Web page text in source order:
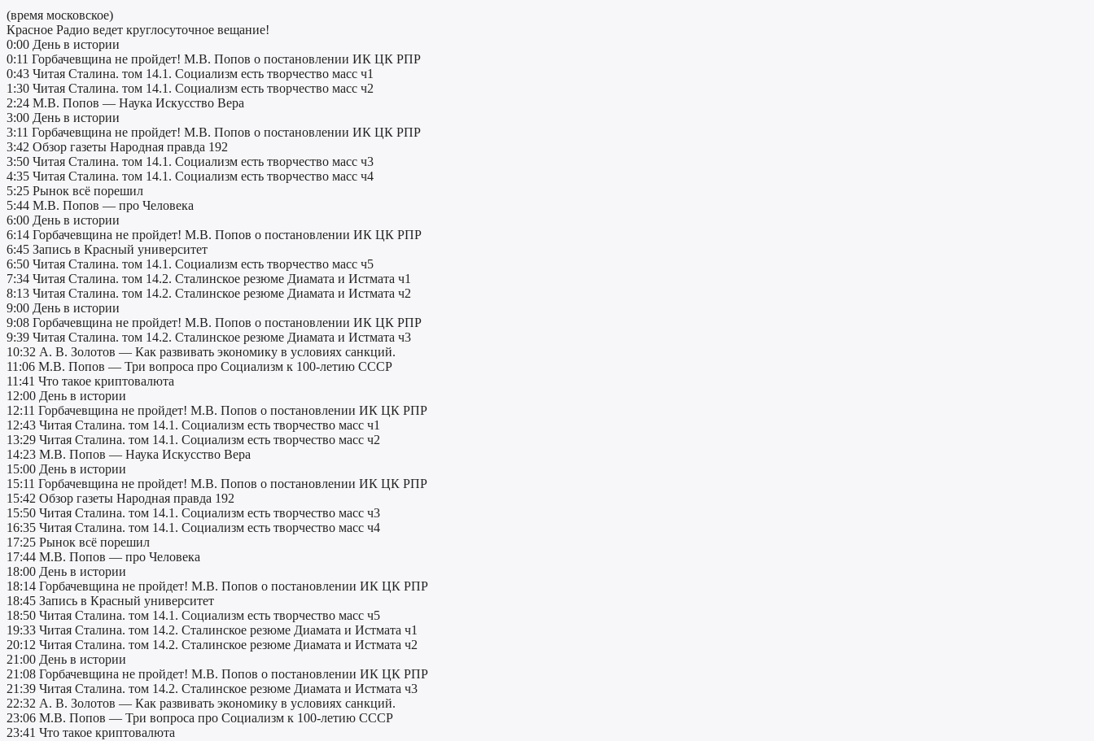
(время московское)
Красное Радио ведет круглосуточное вещание!
0:00 День в истории
0:11 Горбачевщина не пройдет! М.В. Попов о постановлении ИК ЦК РПР
0:43 Читая Сталина. том 14.1. Социализм есть творчество масс ч1
1:30 Читая Сталина. том 14.1. Социализм есть творчество масс ч2
2:24 М.В. Попов — Наука Искусство Вера
3:00 День в истории
3:11 Горбачевщина не пройдет! М.В. Попов о постановлении ИК ЦК РПР
3:42 Обзор газеты Народная правда 192
3:50 Читая Сталина. том 14.1. Социализм есть творчество масс ч3
4:35 Читая Сталина. том 14.1. Социализм есть творчество масс ч4
5:25 Рынок всё порешил
5:44 М.В. Попов — про Человека
6:00 День в истории
6:14 Горбачевщина не пройдет! М.В. Попов о постановлении ИК ЦК РПР
6:45 Запись в Красный университет
6:50 Читая Сталина. том 14.1. Социализм есть творчество масс ч5
7:34 Читая Сталина. том 14.2. Сталинское резюме Диамата и Истмата ч1
8:13 Читая Сталина. том 14.2. Сталинское резюме Диамата и Истмата ч2
9:00 День в истории
9:08 Горбачевщина не пройдет! М.В. Попов о постановлении ИК ЦК РПР
9:39 Читая Сталина. том 14.2. Сталинское резюме Диамата и Истмата ч3
10:32 А. В. Золотов — Как развивать экономику в условиях санкций.
11:06 М.В. Попов — Три вопроса про Социализм к 100-летию СССР
11:41 Что такое криптовалюта
12:00 День в истории
12:11 Горбачевщина не пройдет! М.В. Попов о постановлении ИК ЦК РПР
12:43 Читая Сталина. том 14.1. Социализм есть творчество масс ч1
13:29 Читая Сталина. том 14.1. Социализм есть творчество масс ч2
14:23 М.В. Попов — Наука Искусство Вера
15:00 День в истории
15:11 Горбачевщина не пройдет! М.В. Попов о постановлении ИК ЦК РПР
15:42 Обзор газеты Народная правда 192
15:50 Читая Сталина. том 14.1. Социализм есть творчество масс ч3
16:35 Читая Сталина. том 14.1. Социализм есть творчество масс ч4
17:25 Рынок всё порешил
17:44 М.В. Попов — про Человека
18:00 День в истории
18:14 Горбачевщина не пройдет! М.В. Попов о постановлении ИК ЦК РПР
18:45 Запись в Красный университет
18:50 Читая Сталина. том 14.1. Социализм есть творчество масс ч5
19:33 Читая Сталина. том 14.2. Сталинское резюме Диамата и Истмата ч1
20:12 Читая Сталина. том 14.2. Сталинское резюме Диамата и Истмата ч2
21:00 День в истории
21:08 Горбачевщина не пройдет! М.В. Попов о постановлении ИК ЦК РПР
21:39 Читая Сталина. том 14.2. Сталинское резюме Диамата и Истмата ч3
22:32 А. В. Золотов — Как развивать экономику в условиях санкций.
23:06 М.В. Попов — Три вопроса про Социализм к 100-летию СССР
23:41 Что такое криптовалюта